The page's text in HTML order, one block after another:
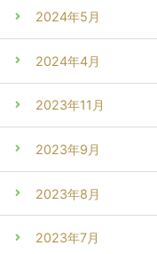
2024年5月
2024年4月
2023年11月
2023年9月
2023年8月
2023年7月